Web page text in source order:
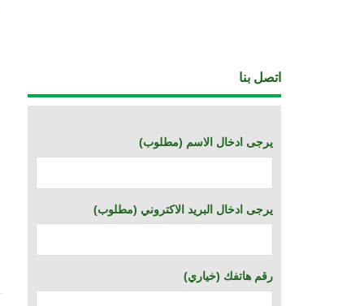
اتصل بنا
(يرجى ادخال الاسم (مطلوب
(يرجى ادخال البريد الاكتروني (مطلوب
(خياري) رقم هاتفك